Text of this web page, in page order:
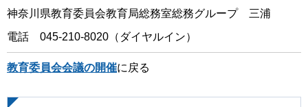
神奈川県教育委員会教育局総務室総務グループ 三浦
電話 045-210-8020（ダイヤルイン）
教育委員会会議の開催に戻る